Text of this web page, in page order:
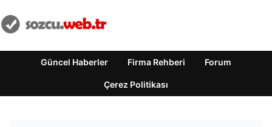
Güncel Haberler Firma Rehberi Forum
Çerez Politikası